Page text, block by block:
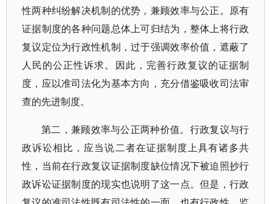
性两种纠纷解决机制的优势，兼顾效率与公正。原有
证据制度的各种问题总体上可归结为，整体上将行政
复议定位为行政性机制，过于强调效率价值，遮蔽了
人民的公正性诉求。因此，完善行政复议的证据制
度，应以准司法化为基本方向，充分借鉴吸收司法审
查的先进制度。
第二，兼顾效率与公正两种价值。行政复议与行
政诉讼相比，应当说二者在证据制度上具有诸多共
性，当前在行政复议证据制度缺位情况下被迫照抄行
政诉讼证据制度的现实也说明了这一点。但是，行政